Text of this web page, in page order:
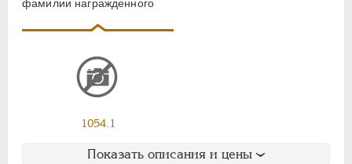
фамилии награжденного
1054.1
Показать описания и цены
Ф
Х Э
7
НИКОЛАЙ II 1894-1917
СЕРИИ МЕДАЛЕЙ